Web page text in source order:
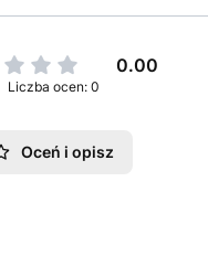
0.00
Liczba ocen: 0
Oceń i opisz